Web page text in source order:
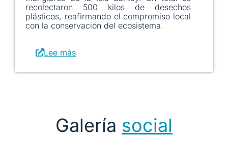
recolectaron 500 kilos de desechos
plásticos, reafirmando el compromiso local
con la conservación del ecosistema.
Lee más
Galería social